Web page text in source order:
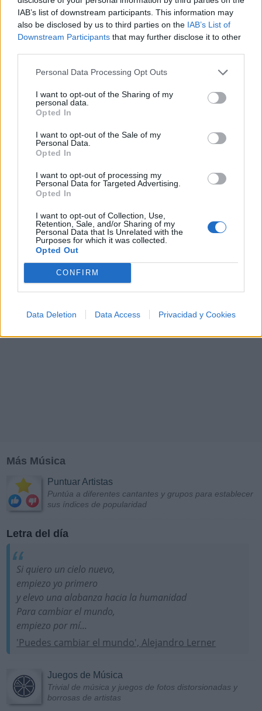
IAB’s list of downstream participants. This information may
also be disclosed by us to third parties on the IAB’s List of
Downstream Participants that may further disclose it to other
Personal Data Processing Opt Outs
I want to opt-out of the Sharing of my
personal data.
Opted In
I want to opt-out of the Sale of my
Personal Data.
Opted In
I want to opt-out of processing my
Personal Data for Targeted Advertising.
Opted In
I want to opt-out of Collection, Use,
Retention, Sale, and/or Sharing of my
Personal Data that Is Unrelated with the
Purposes for which it was collected.
Opted Out
CONFIRM
Data Deletion Data Access Privacidad y Cookies
Añadir un comentario ...
🪐🚀 Canciones para Ver las Estrellas:
🌌🚀 Viaje intergaláctico: la mejor selección de
psicodelia, space rock y atmósferas cósmicas para
tus noches de astronomía. 🪐🎸 Desconecta, mira
✨⭐
Letras Top Artistas Playlists
B C
N O P Q R S T
Z #
Más Música
Puntuar Artistas
Puntúa a diferentes cantantes y grupos para establecer
sus índices de popularidad
Letra del día
Si quiero un cielo nuevo,
empiezo yo primero
y elevo una alabanza hacia la humanidad
Para cambiar el mundo,
empiezo por mí...
'Puedes cambiar el mundo', Alejandro Lerner
Juegos de Música
Trivial de música y juegos de fotos distorsionadas y
borrosas de artistas